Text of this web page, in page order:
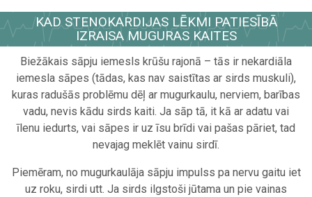
KAD STENOKARDIJAS LĒKMI PATIESĪBĀ
IZRAISA MUGURAS KAITES
Biežākais sāpju iemesls krūšu rajonā – tās ir nekardiāla
iemesla sāpes (tādas, kas nav saistītas ar sirds muskuli),
kuras radušās problēmu dēļ ar mugurkaulu, nerviem, barības
vadu, nevis kādu sirds kaiti. Ja sāp tā, it kā ar adatu vai
īlenu iedurts, vai sāpes ir uz īsu brīdi vai pašas pāriet, tad
nevajag meklēt vainu sirdī.
Piemēram, no mugurkaulāja sāpju impulss pa nervu gaitu iet
uz roku, sirdi utt. Ja sirds ilgstoši jūtama un pie vainas